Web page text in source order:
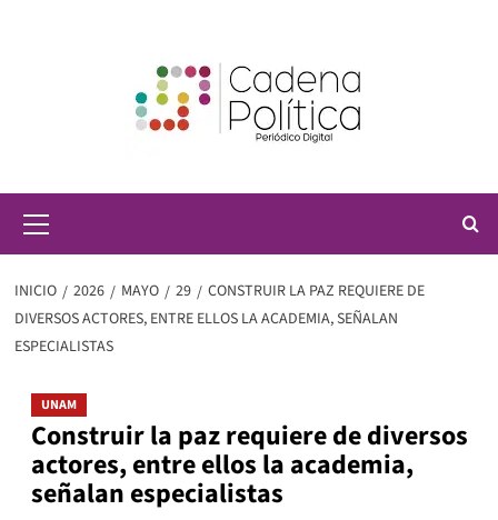
principal
INICIO 2026 MAYO 29
CONSTRUIR LA PAZ REQUIERE DE
DIVERSOS ACTORES, ENTRE ELLOS LA ACADEMIA, SEÑALAN
ESPECIALISTAS
UNAM
Construir la paz requiere de diversos
actores, entre ellos la academia,
señalan especialistas